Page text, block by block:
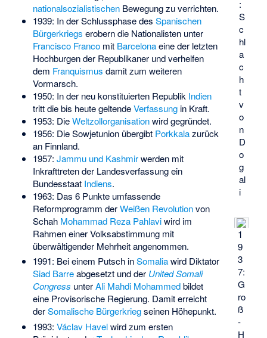
:
S
c
hl
a
c
h
t
v
o
n
D
o
g
al
i
1
9
3
7:
G
ro
ß
-
H
nationalsozialistischenBewegung zu verrichten.
1939: In der Schlussphase des Spanischen
Bürgerkriegs erobern die Nationalisten unter
Francisco Francomit Barcelonaeine der letzten
Hochburgen der Republikaner und verhelfen
dem Franquismus damit zum weiteren
Vormarsch.
1950: In der neu konstituierten Republik Indien
tritt die bis heute geltendeVerfassungin Kraft.
1953: DieWeltzollorganisationwird gegründet.
1956: Die Sowjetunion übergibt Porkkalazurück
an Finnland.
1957: Jammu und Kashmirwerden mit
Inkrafttreten der Landesverfassung ein
Bundesstaat Indiens.
1963: Das 6 Punkte umfassende
Reformprogramm derWeißen Revolutionvon
Schah Mohammad Reza Pahlaviwird im
Rahmen einer Volksabstimmung mit
überwältigender Mehrheit angenommen.
1991: Bei einem Putsch inSomaliawird Diktator
Siad Barreabgesetzt und der United Somali
Congress unterAli Mahdi Mohammedbildet
eine Provisorische Regierung. Damit erreicht
derSomalische Bürgerkriegseinen Höhepunkt.
1993: Václav Havelwird zum ersten